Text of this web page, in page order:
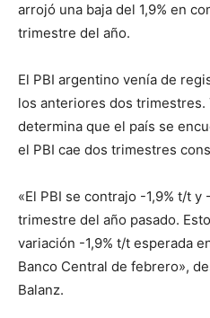
arrojó una baja del 1,9% en
trimestre del año.
El PBI argentino venía de
los anteriores dos trimestres.
determina que el país se
el PBI cae dos trimestres
«El PBI se contrajo -1,9% t/t y
trimestre del año pasado.
variación -1,9% t/t esperada
Banco Central de febrero»,
Balanz.